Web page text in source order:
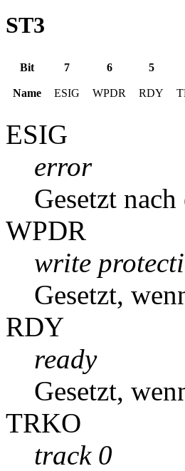
ST3
Bit 7 6 5
Name ESIG WPDR RDY
ESIG
error
Gesetzt
WPDR
write
Gesetzt,
RDY
ready
Gesetzt,
TRKO
track 0